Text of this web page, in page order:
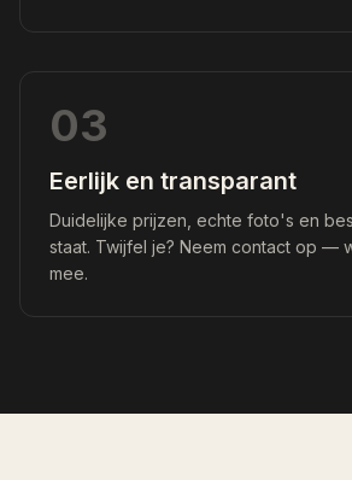
03
Eerlijk en transparant
Duidelijke prijzen, echte foto's en
staat. Twijfel je? Neem contact op —
mee.